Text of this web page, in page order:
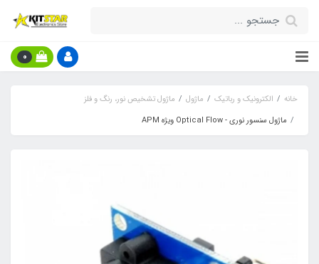
0
خانه الکترونیک و رباتیک ماژول
ماژول تشخیص نور، رنگ و فلز
ماژول سنسور نوری - Optical Flow ویژه APM